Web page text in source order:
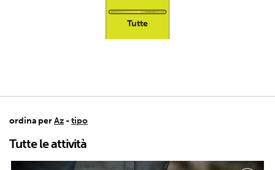
Tutte
ordina perAz -tipo
Tutte le attività